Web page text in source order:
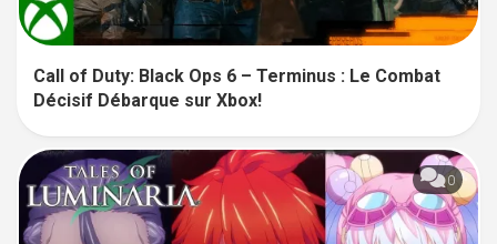
Call of Duty: Black Ops 6 – Terminus : Le Combat
Décisif Débarque sur Xbox!
0